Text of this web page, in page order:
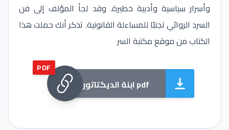
وأسرار سياسية وأدبية خطيرة. وقد لجأ المؤلف إلى فن
السرد الروائي تجنبًا للمساءلة القانونية. تذكر أنك حملت هذا
الكتاب من موقع مكتبة السر
PDF
ابنة الديكتاتور pdf